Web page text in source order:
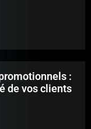
:
de vos clients